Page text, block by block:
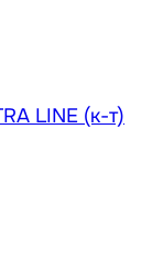
LINE (к-т)